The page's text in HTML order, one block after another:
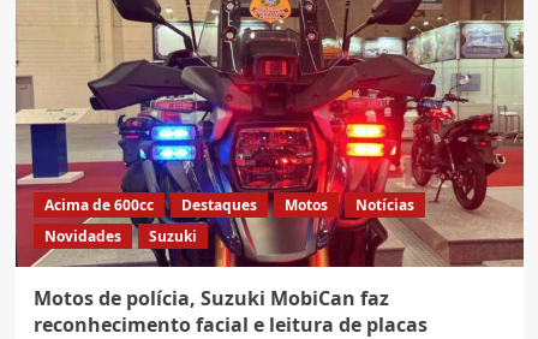
lojas
da
Suzuki,
Haojue,
Zontes,
Kymco
e
Hisun
em
Santa
Catarina
Acima de 600cc Destaques Motos
Notícias
Novidades
Suzuki
Motos de polícia, Suzuki MobiCan faz
reconhecimento facial e leitura de placas